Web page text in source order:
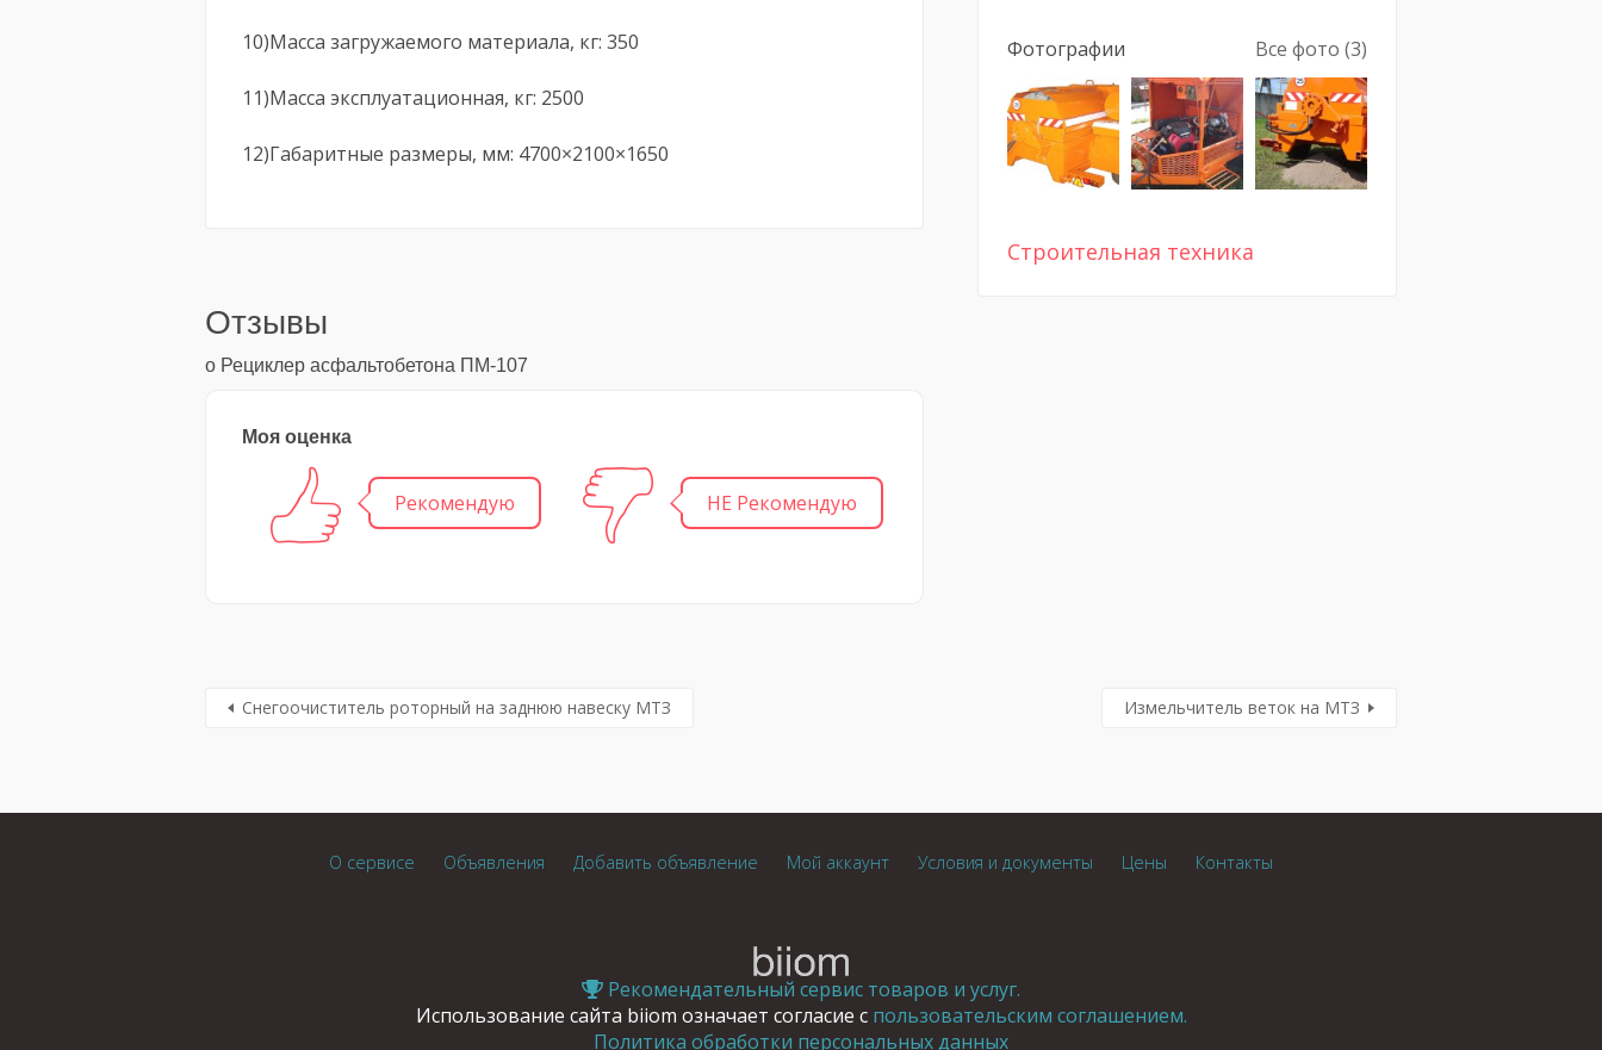
10)Масса загружаемого материала, кг: 350
11)Масса эксплуатационная, кг: 2500
12)Габаритные размеры, мм: 4700×2100×1650
Отзывы
о Рециклер асфальтобетона ПМ-107
Моя оценка
Рекомендую НЕ Рекомендую
Фотографии Все фото (3)
Строительная техника
Снегоочиститель роторный на заднюю навеску МТЗ Измельчитель веток на МТЗ
О сервисе Объявления Добавить объявление Мой аккаунт Условия и документы Цены Контакты
Рекомендательный сервис товаров и услуг.
Использование сайта biiom означает согласие с пользовательским соглашением.
Политика обработки персональных данных